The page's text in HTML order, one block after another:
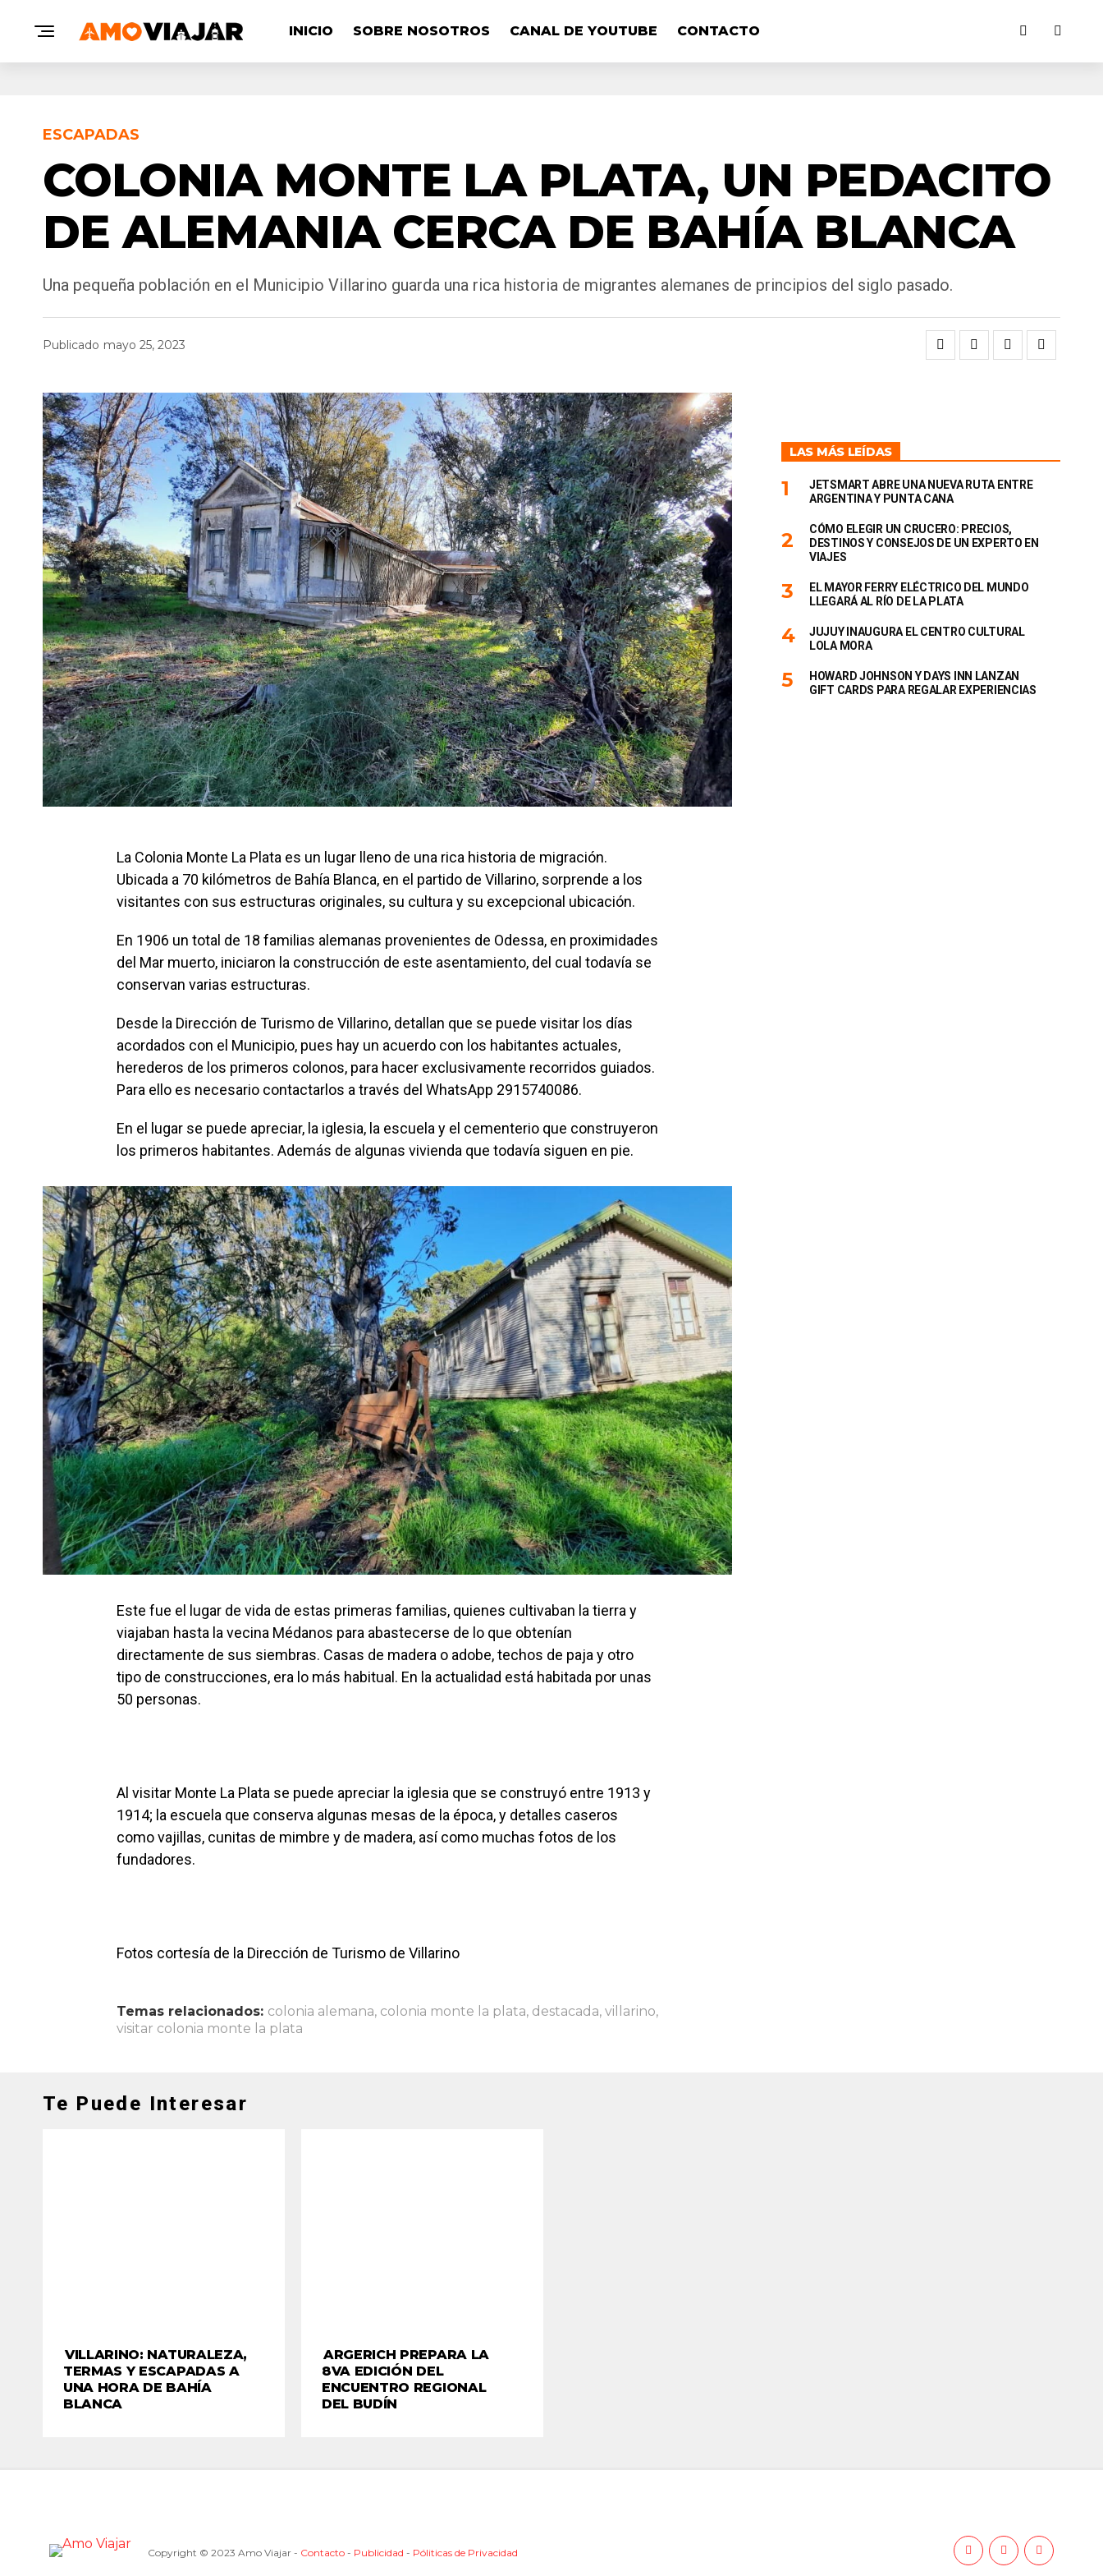
INICIO SOBRE NOSOTROS CANAL DE YOUTUBE CONTACTO
ESCAPADAS
COLONIA MONTE LA PLATA, UN PEDACITO
DE ALEMANIA CERCA DE BAHÍA BLANCA
Una pequeña población en el Municipio Villarino guarda una rica historia de migrantes alemanes de principios del siglo pasado.
Publicado mayo 25, 2023
La Colonia Monte La Plata es un lugar lleno de una rica historia de migración.
Ubicada a 70 kilómetros de Bahía Blanca, en el partido de Villarino, sorprende a los
visitantes con sus estructuras originales, su cultura y su excepcional ubicación.
En 1906 un total de 18 familias alemanas provenientes de Odessa, en proximidades
del Mar muerto, iniciaron la construcción de este asentamiento, del cual todavía se
conservan varias estructuras.
Desde la Dirección de Turismo de Villarino, detallan que se puede visitar los días
acordados con el Municipio, pues hay un acuerdo con los habitantes actuales,
herederos de los primeros colonos, para hacer exclusivamente recorridos guiados.
Para ello es necesario contactarlos a través del WhatsApp 2915740086.
En el lugar se puede apreciar, la iglesia, la escuela y el cementerio que construyeron
los primeros habitantes. Además de algunas vivienda que todavía siguen en pie.
Este fue el lugar de vida de estas primeras familias, quienes cultivaban la tierra y
viajaban hasta la vecina Médanos para abastecerse de lo que obtenían
directamente de sus siembras. Casas de madera o adobe, techos de paja y otro
tipo de construcciones, era lo más habitual. En la actualidad está habitada por unas
50 personas.
Al visitar Monte La Plata se puede apreciar la iglesia que se construyó entre 1913 y
1914; la escuela que conserva algunas mesas de la época, y detalles caseros
como vajillas, cunitas de mimbre y de madera, así como muchas fotos de los
fundadores.
Fotos cortesía de la Dirección de Turismo de Villarino
Temas relacionados: colonia alemana, colonia monte la plata, destacada, villarino,
visitar colonia monte la plata
LAS MÁS LEÍDAS
JETSMART ABRE UNA NUEVA RUTA ENTRE
ARGENTINA Y PUNTA CANA
CÓMO ELEGIR UN CRUCERO: PRECIOS,
DESTINOS Y CONSEJOS DE UN EXPERTO EN
VIAJES
EL MAYOR FERRY ELÉCTRICO DEL MUNDO
LLEGARÁ AL RÍO DE LA PLATA
JUJUY INAUGURA EL CENTRO CULTURAL
LOLA MORA
HOWARD JOHNSON Y DAYS INN LANZAN
GIFT CARDS PARA REGALAR EXPERIENCIAS
Te Puede Interesar
VILLARINO: NATURALEZA,
TERMAS Y ESCAPADAS A
UNA HORA DE BAHÍA
BLANCA
ARGERICH PREPARA LA
8VA EDICIÓN DEL
ENCUENTRO REGIONAL
DEL BUDÍN
Copyright © 2023 Amo Viajar - Contacto - Publicidad - Póliticas de Privacidad